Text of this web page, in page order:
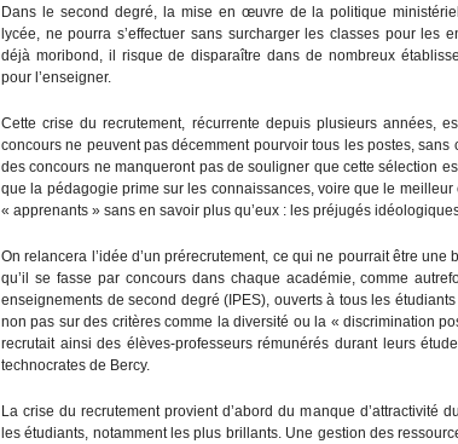
Dans le second degré, la mise en œuvre de la politique
lycée, ne pourra s’effectuer sans surcharger les classes pour les
déjà moribond, il risque de disparaître dans de nombreux
pour l’enseigner.
Cette crise du recrutement, récurrente depuis plusieurs années,
concours ne peuvent pas décemment pourvoir tous les postes,
des concours ne manqueront pas de souligner que cette sélection
que la pédagogie prime sur les connaissances, voire que le
« apprenants » sans en savoir plus qu’eux : les préjugés
On relancera l’idée d’un prérecrutement, ce qui ne pourrait être une
qu’il se fasse par concours dans chaque académie, comme
enseignements de second degré (IPES), ouverts à tous les
non pas sur des critères comme la diversité ou la « discrimination
recrutait ainsi des élèves-professeurs rémunérés durant leurs
technocrates de Bercy.
La crise du recrutement provient d’abord du manque d’attractivité
les étudiants, notamment les plus brillants. Une gestion des